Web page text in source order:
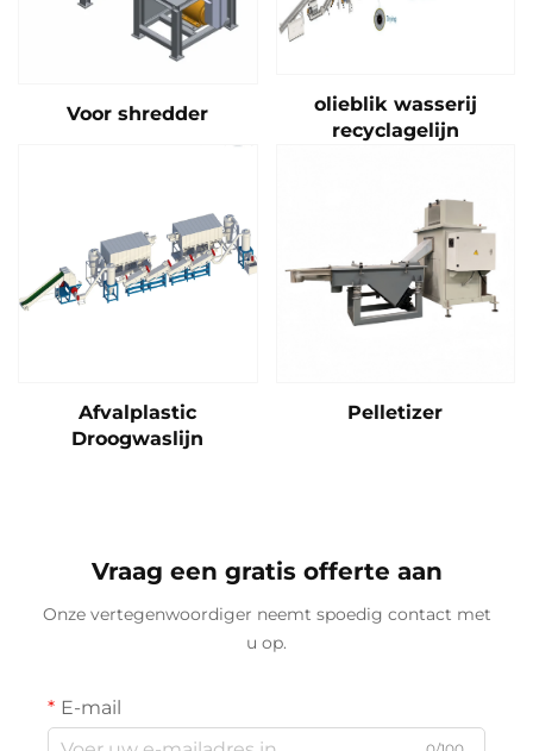
Voor shredder
olieblik wasserij
recyclagelijn
Afvalplastic
Droogwaslijn
Pelletizer
Vraag een gratis offerte aan
Onze vertegenwoordiger neemt spoedig contact met
u op.
E-mail